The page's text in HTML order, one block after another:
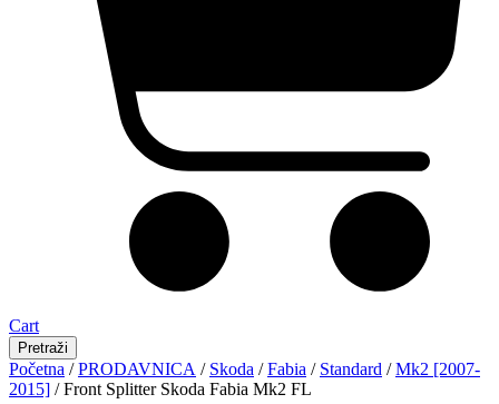
Cart
Pretraži
Početna /PRODAVNICA / Skoda /Fabia / Standard /Mk2 [2007-
2015] / Front Splitter Skoda Fabia Mk2 FL